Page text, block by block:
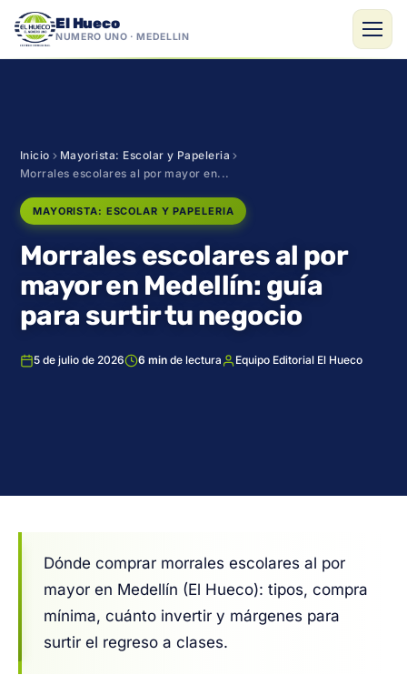
El Hueco
NÚMERO UNO · MEDELLÍN
Inicio
Mayorista: Escolar y Papeleria
Morrales escolares al por mayor en...
MAYORISTA: ESCOLAR Y PAPELERIA
Morrales escolares al por
mayor en Medellín: guía
para surtir tu negocio
5 de julio de 2026 6 min de lectura Equipo Editorial El Hueco
Dónde comprar morrales escolares al por
mayor en Medellín (El Hueco): tipos, compra
mínima, cuánto invertir y márgenes para
surtir el regreso a clases.